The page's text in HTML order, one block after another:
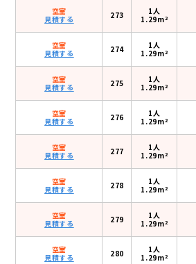
空室
見積する
273
1人
1.29m2
空室
見積する
274
1人
1.29m2
空室
見積する
275
1人
1.29m2
空室
見積する
276
1人
1.29m2
空室
見積する
277
1人
1.29m2
空室
見積する
278
1人
1.29m2
空室
見積する
279
1人
1.29m2
空室
見積する
280
1人
1.29m2